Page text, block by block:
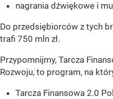
nagrania dźwiękowe i
Do przedsiębiorców z tych
trafi 750 mln zł.
Przypomnijmy, Tarcza
Rozwoju, to program, na
Tarcza Finansowa 2.0